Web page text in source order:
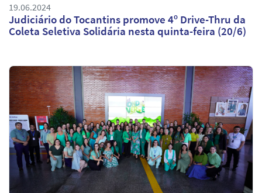
19.06.2024
Judiciário do Tocantins promove 4º Drive-Thru da
Coleta Seletiva Solidária nesta quinta-feira (20/6)